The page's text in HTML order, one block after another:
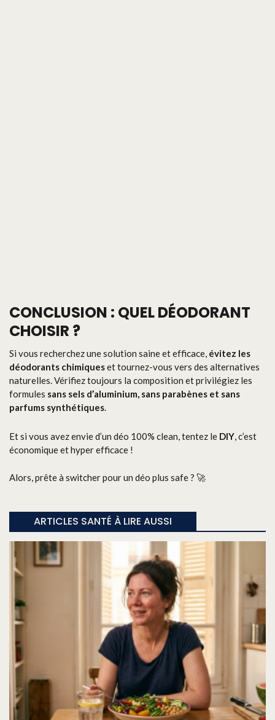
CONCLUSION : QUEL DÉODORANT
CHOISIR ?
Si vous recherchez une solution saine et efficace, évitez les
déodorants chimiqueset tournez-vous vers des alternatives
naturelles. Vérifiez toujours la composition et privilégiez les
formules sans sels d’aluminium, sans parabènes et sans
parfums synthétiques.
Et si vous avez envie d’un déo 100% clean, tentez le DIY, c’est
économique et hyper efficace !
Alors, prête à switcher pour un déo plus safe ? 🚀
ARTICLES SANTÉ À LIRE AUSSI